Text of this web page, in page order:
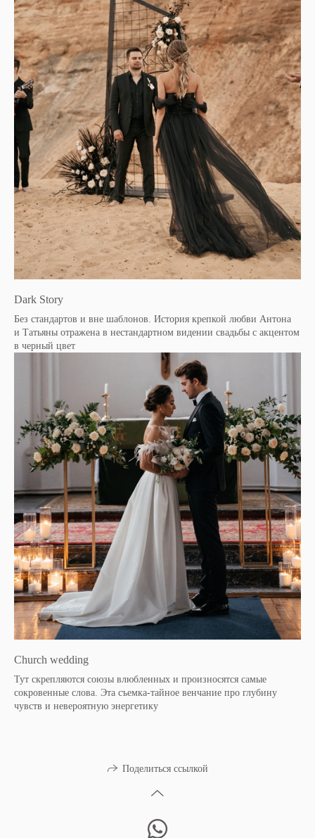
Dark Story
Без стандартов и вне шаблонов. История крепкой любви Антона
и Татьяны отражена в нестандартном видении свадьбы с акцентом
в черный цвет
Church wedding
Тут скрепляются союзы влюбленных и произносятся самые
сокровенные слова. Эта съемка-тайное венчание про глубину
чувств и невероятную энергетику
Поделиться ссылкой